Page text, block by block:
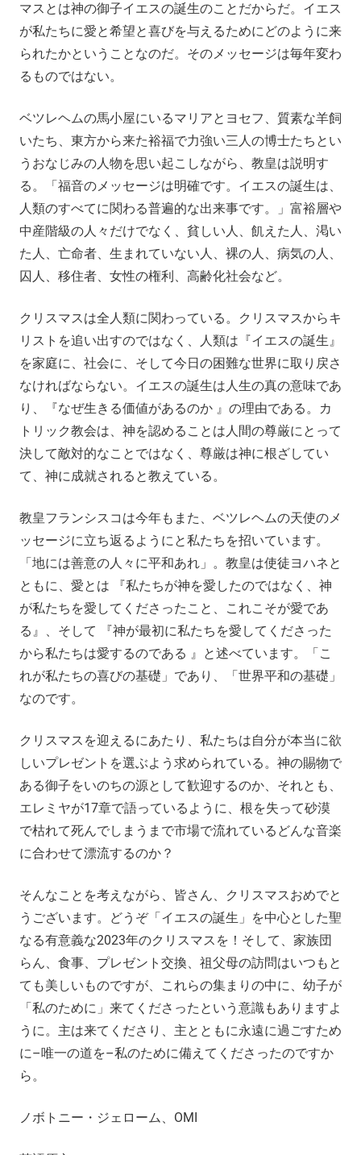
マスとは神の御子イエスの誕生のことだからだ。イエス
が私たちに愛と希望と喜びを与えるためにどのように来
られたかということなのだ。そのメッセージは毎年変わ
るものではない。
ベツレヘムの馬小屋にいるマリアとヨセフ、質素な羊飼
いたち、東方から来た裕福で力強い三人の博士たちとい
うおなじみの人物を思い起こしながら、教皇は説明す
る。「福音のメッセージは明確です。イエスの誕生は、
人類のすべてに関わる普遍的な出来事です。」富裕層や
中産階級の人々だけでなく、貧しい人、飢えた人、渇い
た人、亡命者、生まれていない人、裸の人、病気の人、
囚人、移住者、女性の権利、高齢化社会など。
クリスマスは全人類に関わっている。クリスマスからキ
リストを追い出すのではなく、人類は『イエスの誕生』
を家庭に、社会に、そして今日の困難な世界に取り戻さ
なければならない。イエスの誕生は人生の真の意味であ
り、『なぜ生きる価値があるのか 』の理由である。カ
トリック教会は、神を認めることは人間の尊厳にとって
決して敵対的なことではなく、尊厳は神に根ざしてい
て、神に成就されると教えている。
教皇フランシスコは今年もまた、ベツレヘムの天使のメ
ッセージに立ち返るようにと私たちを招いています。
「地には善意の人々に平和あれ」。教皇は使徒ヨハネと
ともに、愛とは 『私たちが神を愛したのではなく、神
が私たちを愛してくださったこと、これこそが愛であ
る』、そして 『神が最初に私たちを愛してくださった
から私たちは愛するのである 』と述べています。「こ
れが私たちの喜びの基礎」であり、「世界平和の基礎」
なのです。
クリスマスを迎えるにあたり、私たちは自分が本当に欲
しいプレゼントを選ぶよう求められている。神の賜物で
ある御子をいのちの源として歓迎するのか、それとも、
エレミヤが17章で語っているように、根を失って砂漠
で枯れて死んでしまうまで市場で流れているどんな音楽
に合わせて漂流するのか？
そんなことを考えながら、皆さん、クリスマスおめでと
うございます。どうぞ「イエスの誕生」を中心とした聖
なる有意義な2023年のクリスマスを！そして、家族団
らん、食事、プレゼント交換、祖父母の訪問はいつもと
ても美しいものですが、これらの集まりの中に、幼子が
「私のために」来てくださったという意識もありますよ
うに。主は来てくださり、主とともに永遠に過ごすため
に–唯一の道を–私のために備えてくださったのですか
ら。
ノボトニー・ジェローム、OMI